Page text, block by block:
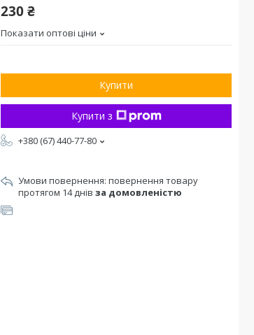
230 ₴
Показати оптові ціни
Купити
Купити з
+380 (67) 440-77-80
повернення товару
протягом 14 днів за домовленістю